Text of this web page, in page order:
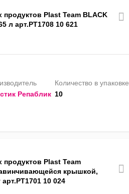
продуктов Plast Team BLACK
л арт.PT1708 10 621
Репаблик
Количество в упаковке
10
продуктов Plast Team
крышкой,
10 024